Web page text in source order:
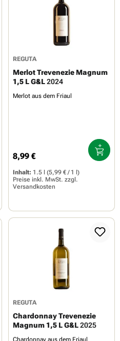
REGUTA
Merlot Trevenezie Magnum
1,5 L G&L2024
Merlot aus dem Friaul
Regulärer Preis:
8,99 €
Inhalt: 1.5 l
(5,99 € / 1 l)
Preise inkl. MwSt. zzgl.
Versandkosten
REGUTA
Chardonnay Trevenezie
Magnum 1,5 L G&L2025
Chardonnay aus dem Friaul